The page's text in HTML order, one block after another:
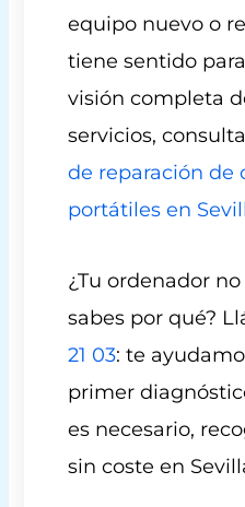
equipo nuevo o
tiene sentido
visión completa
servicios,
de reparación de
portátiles en
¿Tu ordenador
sabes por qué?
21 03: te
primer
es necesario,
sin coste en